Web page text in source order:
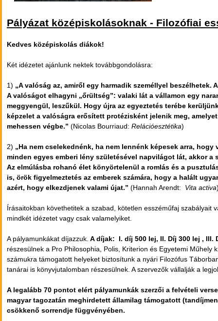
Pályázat középiskolásoknak - Filozófiai
Kedves középiskolás diákok!
Két idézetet ajánlunk nektek továbbgondolásra:
1) „A valóság az, amiről egy harmadik személlyel
A valóságot elhagyni „őrültség”: valaki lát a vállamon egy
meggyengül, leszűkül. Hogy újra az egyeztetés terébe
képzelet a valóságra erősített protézisként jelenik meg,
mehessen végbe.” (Nicolas Bourriaud: Relációesztétika)
2) „Ha nem cselekednénk, ha nem lennénk képesek arra,
minden egyes emberi lény születésével napvilágot lát, akkor
Az elmúlásba rohanó élet könyörtelenül a romlás és a
is, örök figyelmeztetés az emberek számára, hogy a halált
azért, hogy elkezdjenek valami újat.” (Hannah Arendt: Vita activa
Írásaitokban követhetitek a szabad, kötetlen esszéműfaj
mindkét idézetet vagy csak valamelyiket.
A pályamunkákat díjazzuk. A díjak: I. díj 500 lej, II. Díj 300 lej , III.
részesülnek a Pro Philosophia, Polis, Kriterion és Egyetemi
számukra támogatott helyeket biztosítunk a nyári Filozófus
tanárai is könyvjutalomban részesülnek. A szervezők vállalják a
A legalább 70 pontot elért pályamunkák szerzői a felvételi
magyar tagozatán meghirdetett államilag támogatott
csökkenő sorrendje függvényében.